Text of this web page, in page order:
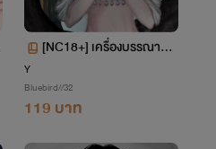
[NC18+] เครื่องบรรณากา
Y
Bluebird//32
119 บาท